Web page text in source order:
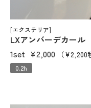
[エクステリア]
LXアンバーデカール
1set ¥2,000 （¥2,200
0.2h